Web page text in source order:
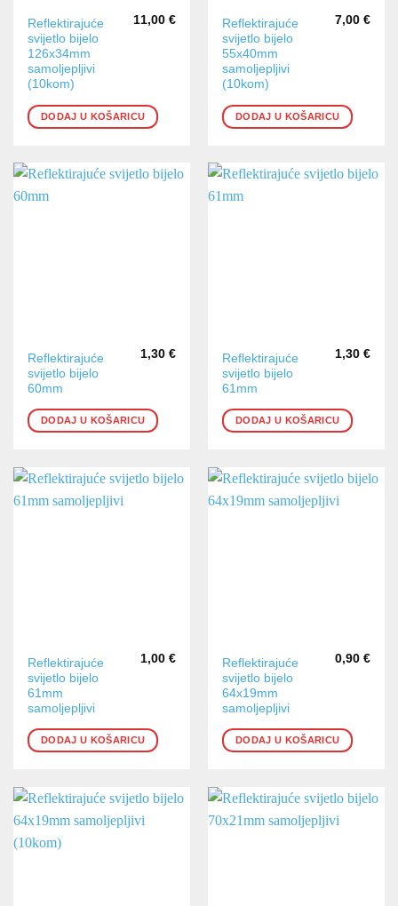
Reflektirajuće
svijetlo bijelo
126x34mm
samoljepljivi
(10kom)
11,00 €
DODAJ U KOŠARICU
Reflektirajuće
svijetlo bijelo
55x40mm
samoljepljivi
(10kom)
7,00 €
DODAJ U KOŠARICU
Reflektirajuće
svijetlo bijelo
60mm
1,30 €
DODAJ U KOŠARICU
Reflektirajuće
svijetlo bijelo
61mm
1,30 €
DODAJ U KOŠARICU
Reflektirajuće
svijetlo bijelo
61mm
samoljepljivi
1,00 €
DODAJ U KOŠARICU
Reflektirajuće
svijetlo bijelo
64x19mm
samoljepljivi
0,90 €
DODAJ U KOŠARICU